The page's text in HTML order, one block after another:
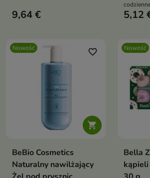
zapewniając uczucie świeżości
na długi czas.
9,64 € 5,12
Nowość

favorite_border
BeBio Cosmetics
Naturalny nawilżający
Nowość
Bella